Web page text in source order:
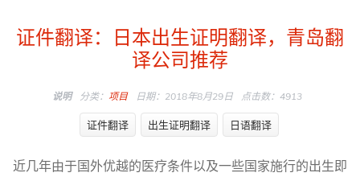
证件翻译：日本出生证明翻译，青岛翻
译公司推荐
说明 分类： 项目 日期：2018年8月29日 点击数：4913
证件翻译 出生证明翻译 日语翻译
近几年由于国外优越的医疗条件以及一些国家施行的出生即